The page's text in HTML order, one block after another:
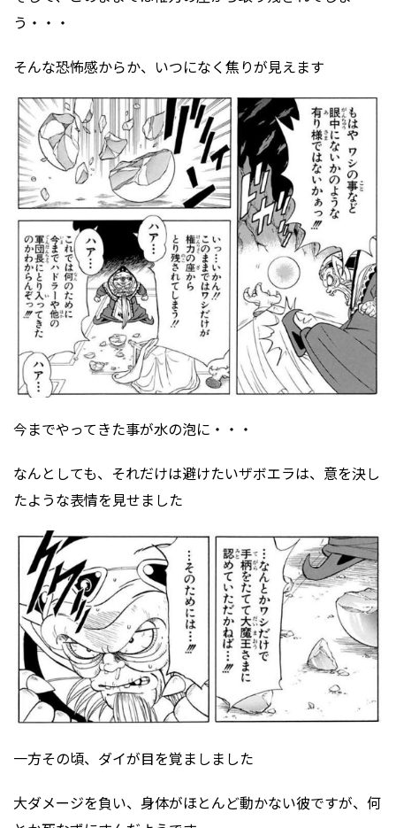
う・・・
そんな恐怖感からか、いつになく焦りが見えます
今までやってきた事が水の泡に・・・
なんとしても、それだけは避けたいザボエラは、意を決し
たような表情を見せました
一方その頃、ダイが目を覚ましました
大ダメージを負い、身体がほとんど動かない彼ですが、何